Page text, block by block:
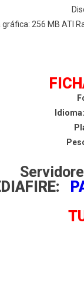
256 MB ATI
Idioma: